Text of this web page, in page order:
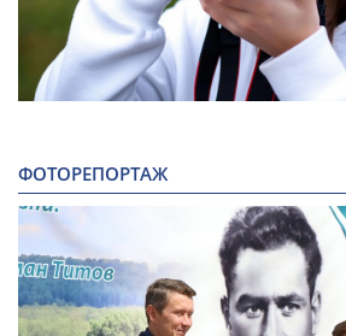
ФОТОРЕПОРТАЖ